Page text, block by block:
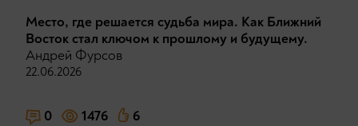
Место, где решается судьба мира. Как Ближний
Восток стал ключом к прошлому и будущему.
Андрей Фурсов
22.06.2026
0 1476 6